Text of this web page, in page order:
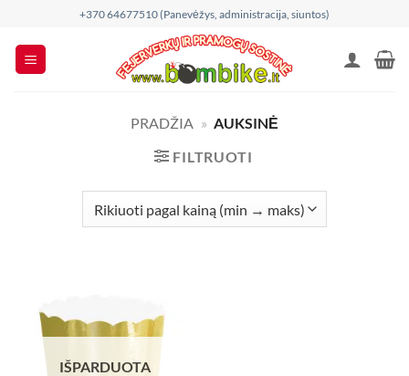
content
+370 64677510 (Panevėžys, administracija, siuntos)
PRADŽIA » AUKSINĖ
FILTRUOTI
IŠPARDUOTA